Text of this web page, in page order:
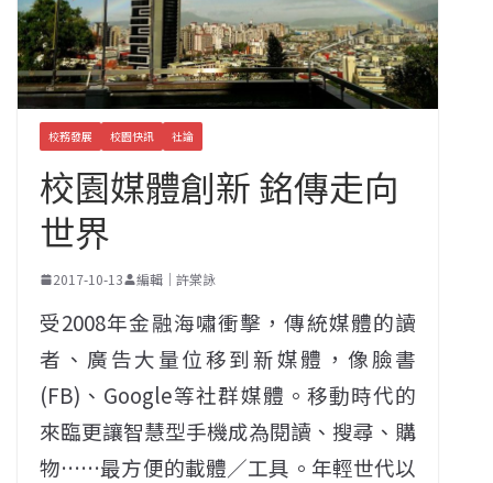
校務發展 校園快訊 社論
校園媒體創新 銘傳走向
世界
2017-10-13 編輯｜許棠詠
受2008年金融海嘯衝擊，傳統媒體的讀
者、廣告大量位移到新媒體，像臉書
(FB)、Google等社群媒體。移動時代的
來臨更讓智慧型手機成為閱讀、搜尋、購
物……最方便的載體／工具。年輕世代以